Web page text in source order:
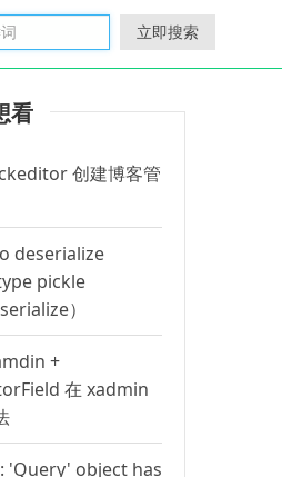
立即搜索
看
创建博客管
deserialize
pickle
）
+
在 xadmin
'Query' object has